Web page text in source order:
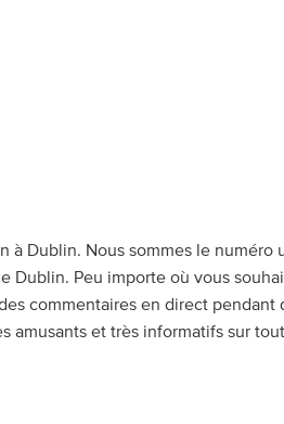
Dublin. Nous sommes le numéro
Dublin. Peu importe où vous
commentaires en direct pendant
amusants et très informatifs sur